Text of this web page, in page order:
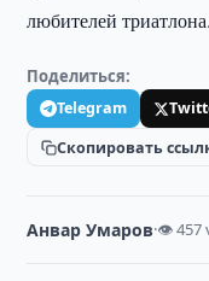
любителей триатлона.
Поделиться:
Telegram
Скопировать
Анвар Умаров·👁 457